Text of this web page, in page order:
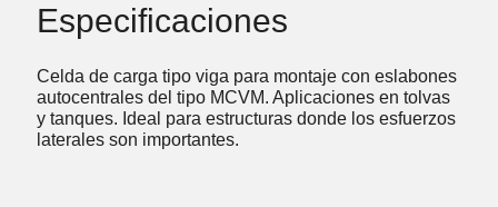
Especificaciones
Celda de carga tipo viga para montaje con eslabones
autocentrales del tipo MCVM. Aplicaciones en tolvas
y tanques. Ideal para estructuras donde los esfuerzos
laterales son importantes.